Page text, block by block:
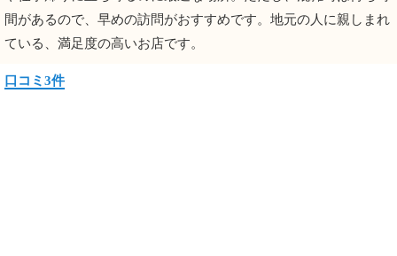
間があるので、早めの訪問がおすすめです。地元の人に親しまれ
ている、満足度の高いお店です。
口コミ3件